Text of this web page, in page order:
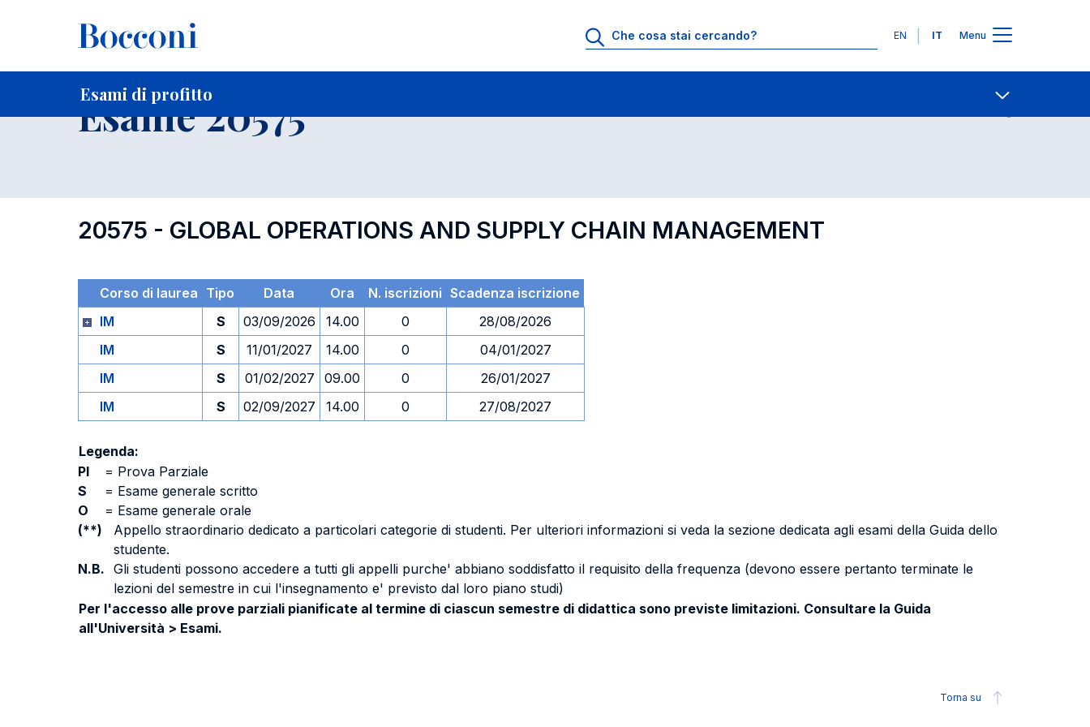
Lingue
EN IT Menu
Esami di profitto
Home Per studenti iscritti Contatti
Esame 20575
20575 - GLOBAL OPERATIONS AND SUPPLY CHAIN MANAGEMENT
Corso di laurea Tipo Data Ora N. iscrizioni Scadenza iscrizione
IM
S 03/09/2026 14.00 0
28/08/2026
IM
S 11/01/2027 14.00 0
04/01/2027
IM
S 01/02/2027 09.00 0
26/01/2027
IM
S 02/09/2027 14.00 0 27/08/2027
Legenda:
PI
= Prova Parziale
S
= Esame generale scritto
O
= Esame generale orale
(**)
Appello straordinario dedicato a particolari categorie di studenti. Per ulteriori informazioni si veda la sezione dedicata agli esami della Guida dello
studente.
N.B. Gli studenti possono accedere a tutti gli appelli purche' abbiano soddisfatto il requisito della frequenza (devono essere pertanto terminate le
lezioni del semestre in cui l'insegnamento e' previsto dal loro piano studi)
Per l'accesso alle prove parziali pianificate al termine di ciascun semestre di didattica sono previste limitazioni. Consultare la Guida
all'Università > Esami.
Torna su